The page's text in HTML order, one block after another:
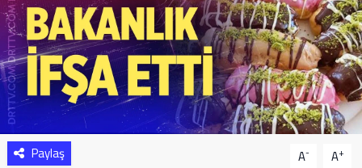
Paylaş A- A+
Resmi Reklam